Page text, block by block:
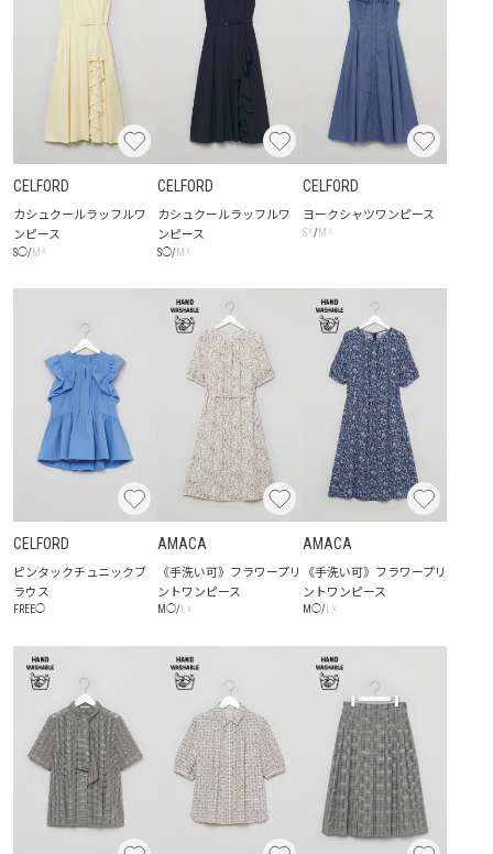
CELFORD
カシュクールラッフルワ
ンピース
S◯/M ☓
CELFORD
カシュクールラッフルワ
ンピース
S◯/M ☓
CELFORD
ヨークシャツワンピース
S☓/M ☓
CELFORD
ピンタックチュニックブ
ラウス
FREE◯
AMACA
《手洗い可》フラワープリ
ントワンピース
M◯/ L☓
AMACA
《手洗い可》フラワープリ
ントワンピース
M◯/ L☓